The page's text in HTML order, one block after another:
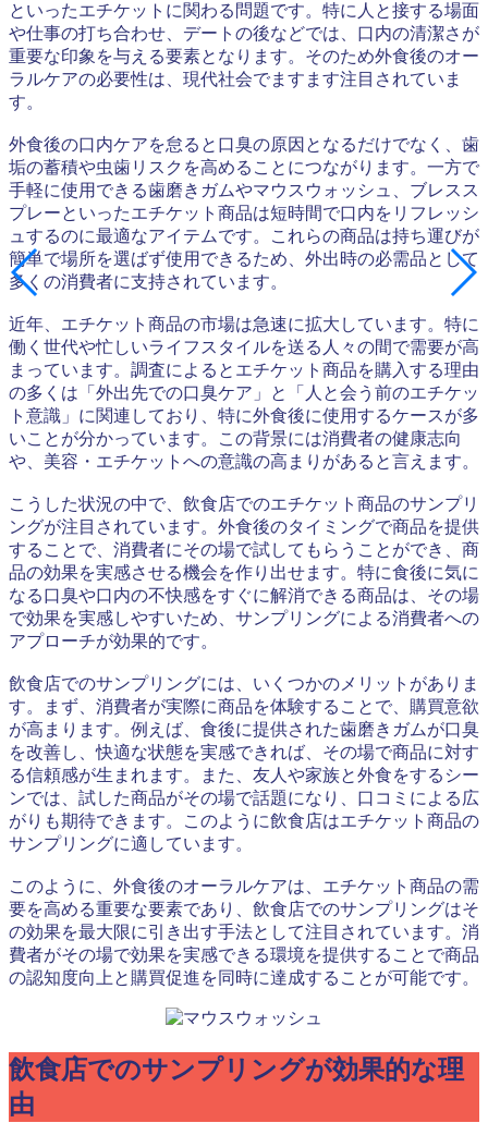
といったエチケットに関わる問題です。特に人と接する場面
や仕事の打ち合わせ、デートの後などでは、口内の清潔さが
重要な印象を与える要素となります。そのため外食後のオー
ラルケアの必要性は、現代社会でますます注目されていま
す。
外食後の口内ケアを怠ると口臭の原因となるだけでなく、歯
垢の蓄積や虫歯リスクを高めることにつながります。一方で
手軽に使用できる歯磨きガムやマウスウォッシュ、ブレスス
プレーといったエチケット商品は短時間で口内をリフレッシ
ュするのに最適なアイテムです。これらの商品は持ち運びが
簡単で場所を選ばず使用できるため、外出時の必需品として
多くの消費者に支持されています。
近年、エチケット商品の市場は急速に拡大しています。特に
働く世代や忙しいライフスタイルを送る人々の間で需要が高
まっています。調査によるとエチケット商品を購入する理由
の多くは「外出先での口臭ケア」と「人と会う前のエチケッ
ト意識」に関連しており、特に外食後に使用するケースが多
いことが分かっています。この背景には消費者の健康志向
や、美容・エチケットへの意識の高まりがあると言えます。
こうした状況の中で、飲食店でのエチケット商品のサンプリ
ングが注目されています。外食後のタイミングで商品を提供
することで、消費者にその場で試してもらうことができ、商
品の効果を実感させる機会を作り出せます。特に食後に気に
なる口臭や口内の不快感をすぐに解消できる商品は、その場
で効果を実感しやすいため、サンプリングによる消費者への
アプローチが効果的です。
飲食店でのサンプリングには、いくつかのメリットがありま
す。まず、消費者が実際に商品を体験することで、購買意欲
が高まります。例えば、食後に提供された歯磨きガムが口臭
を改善し、快適な状態を実感できれば、その場で商品に対す
る信頼感が生まれます。また、友人や家族と外食をするシー
ンでは、試した商品がその場で話題になり、口コミによる広
がりも期待できます。このように飲食店はエチケット商品の
サンプリングに適しています。
このように、外食後のオーラルケアは、エチケット商品の需
要を高める重要な要素であり、飲食店でのサンプリングはそ
の効果を最大限に引き出す手法として注目されています。消
費者がその場で効果を実感できる環境を提供することで商品
の認知度向上と購買促進を同時に達成することが可能です。
飲食店でのサンプリングが効果的な理
由